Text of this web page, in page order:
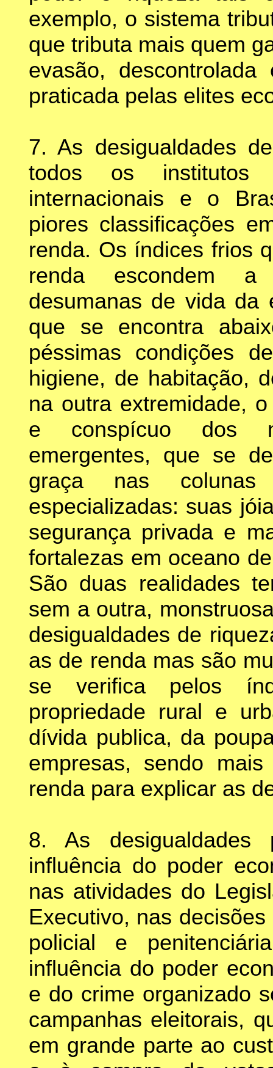
exemplo, o sistema
que tributa mais quem
evasão,
praticada pelas elites
7. As desigualdades
todos os
internacionais e o
piores classificações
renda. Os índices frios
renda escondem a
desumanas de vida da
que se encontra
péssimas condições
higiene, de habitação,
na outra extremidade,
e conspícuo dos
emergentes, que se
graça nas
especializadas: suas
segurança privada e
fortalezas em oceano
São duas realidades
sem a outra,
desigualdades de
as de renda mas são
se verifica pelos
propriedade rural e
dívida publica, da
empresas, sendo
renda para explicar as
8. As desigualdades
influência do poder
nas atividades do
Executivo, nas
policial e
influência do poder
e do crime organizado
campanhas eleitorais,
em grande parte ao